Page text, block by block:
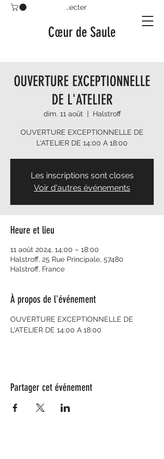
Se connecter
Cœur de Saule
OUVERTURE EXCEPTIONNELLE
DE L'ATELIER
dim. 11 août
  |
Halstroff
OUVERTURE EXCEPTIONNELLE DE
L'ATELIER DE 14:00 A 18:00
Les inscriptions sont closes
Voir d'autres événements
Heure et lieu
11 août 2024, 14:00 – 18:00
Halstroff, 25 Rue Principale, 57480
Halstroff, France
À propos de l'événement
OUVERTURE EXCEPTIONNELLE DE
L'ATELIER DE 14:00 A 18:00
Partager cet événement